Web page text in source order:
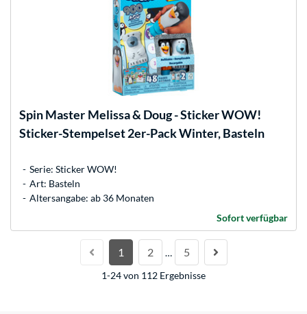
Spin Master Melissa & Doug - Sticker WOW!
Sticker-Stempelset 2er-Pack Winter, Basteln
Serie: Sticker WOW!
Art: Basteln
Altersangabe: ab 36 Monaten
Sofort verfügbar
1 2 … 5
1-24 von 112 Ergebnisse